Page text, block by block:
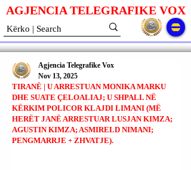
AGJENCIA TELEGRAFIKE VOX
TIRANË | U ARRESTUAN MONIKA MARKU
DHE SUATE ÇELOALIAJ; U SHPALL NË
KËRKIM POLICOR KLAJDI LIMANI (MË
HERËT JANË ARRESTUAR LUSJAN KIMZA;
AGUSTIN KIMZA; ASMIRELD NIMANI;
PENGMARRJE + ZHVATJE).
Agjencia Telegrafike Vox
Nov 13, 2025